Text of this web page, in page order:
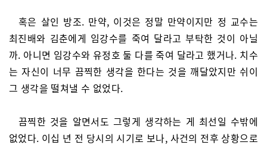
혹은 살인 방조. 만약, 이것은 정말 만약이지만 정 교수는
최진배와 김춘에게 임강수를 죽여 달라고 부탁한 것이 아닐
까. 아니면 임강수와 유정호 둘 다를 죽여 달라고 했거나. 치수
는 자신이 너무 끔찍한 생각을 한다는 것을 깨달았지만 쉬이
그 생각을 떨쳐낼 수 없었다.
끔찍한 것을 알면서도 그렇게 생각하는 게 최선일 수밖에
없었다. 이십 년 전 당시의 시기로 보나, 사건의 전후 상황으로